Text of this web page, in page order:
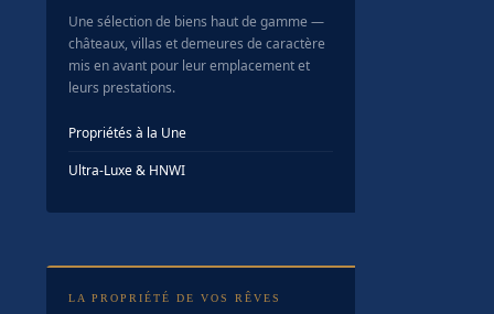
Une sélection de biens haut de gamme —
châteaux, villas et demeures de caractère
mis en avant pour leur emplacement et
leurs prestations.
Propriétés à la Une
Ultra-Luxe & HNWI
LA PROPRIÉTÉ DE VOS RÊVES